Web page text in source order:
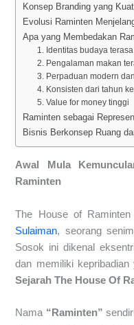
Konsep Branding yang
Evolusi Raminten
Apa yang Membedakan
1. Identitas budaya
2. Pengalaman makan
3. Perpaduan modern
4. Konsisten dari tahun
5. Value for money tinggi
Raminten sebagai
Bisnis Berkonsep Ruang
Awal Mula
Raminten
The House of
Sulaiman, seorang
Sosok ini dikenal
dan memiliki
Sejarah The House Of
Nama “Raminten”